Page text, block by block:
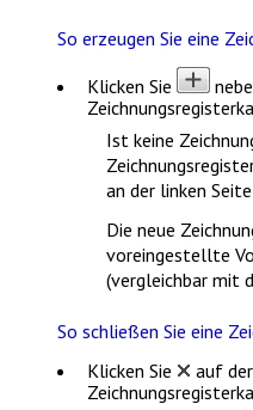
So erzeugen Sie eine
Klicken Sie
Ist keine
an der linken
Die neue
voreingestellte
(vergleichbar mit
So schließen Sie eine
Klicken Sie
auf